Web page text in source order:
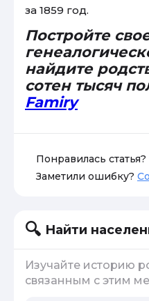
за 1859 год.
Постройте
найдите
сотен тысяч
Famiry
Понравилась статья?
Заметили ошибку?
Найти
Изучайте историю
связанным с этим